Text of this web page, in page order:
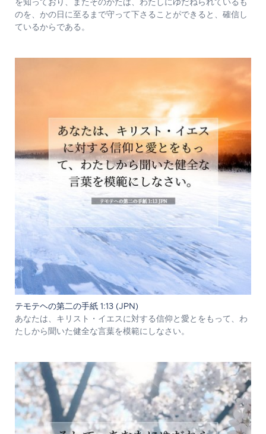
を知っており、またそのかたは、わたしにゆだねられているも
のを、かの日に至るまで守って下さることができると、確信し
ているからである。
テモテヘの第二の手紙 1:13 (JPN)
あなたは、キリスト・イエスに対する信仰と愛とをもって、わ
たしから聞いた健全な言葉を模範にしなさい。